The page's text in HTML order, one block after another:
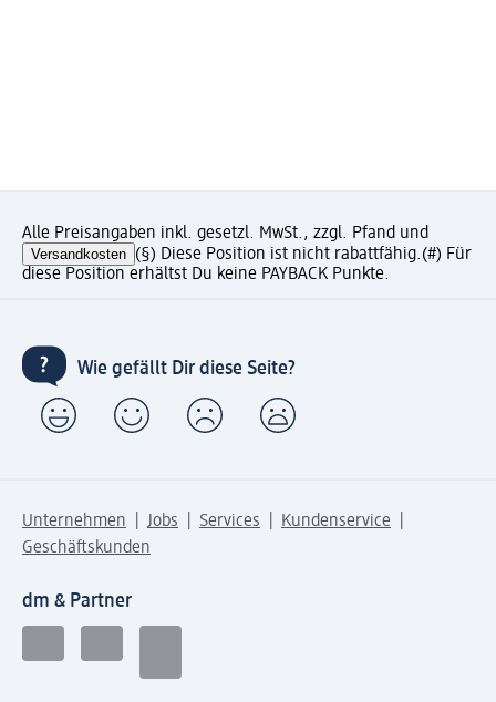
Alle Preisangaben inkl. gesetzl. MwSt., zzgl. Pfand und
Versandkosten (§) Diese Position ist nicht rabattfähig.(#) Für
diese Position erhältst Du keine PAYBACK Punkte.
Wie gefällt Dir diese Seite?
Unternehmen Jobs Services
Kundenservice
Geschäftskunden
dm & Partner